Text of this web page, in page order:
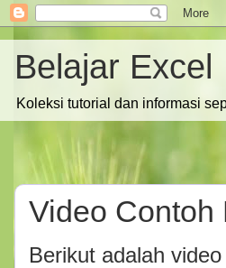
Belajar Excel
Koleksi tutorial dan informasi
Video Contoh
Berikut adalah